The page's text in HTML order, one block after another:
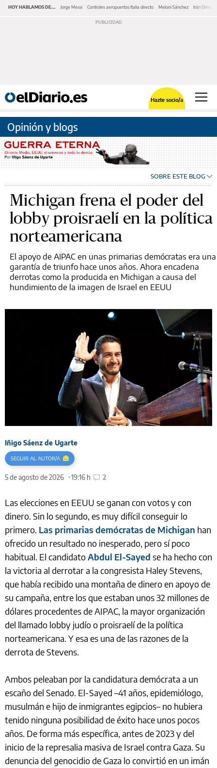
HOY HABLAMOS DE... Jorge Messi Controles aeropuertos Italia directo Meloni Sánchez Irán Ormuz
Hazte socio/a
Opinión y blogs
SOBRE ESTE BLOG
Michigan frena el poder del
lobby proisraelí en la política
norteamericana
El apoyo de AIPAC en unas primarias demócratas era una
garantía de triunfo hace unos años. Ahora encadena
derrotas como la producida en Michigan a causa del
hundimiento de la imagen de Israel en EEUU
Iñigo Sáenz de Ugarte
5 de agosto de 2026 19:16 h 2
SEGUIR AL AUTOR/A
Las elecciones en EEUU se ganan con votos y con
dinero. Sin lo segundo, es muy difícil conseguir lo
primero. Las primarias demócratas de Michigan han
ofrecido un resultado no inesperado, pero sí poco
habitual. El candidatoAbdul El-Sayed se ha hecho con
la victoria al derrotar a la congresista Haley Stevens,
que había recibido una montaña de dinero en apoyo de
su campaña, entre los que estaban unos 32 millones de
dólares procedentes de AIPAC, la mayor organización
del llamado lobby judío o proisraelí de la política
norteamericana. Y esa es una de las razones de la
derrota de Stevens.
Ambos peleaban por la candidatura demócrata a un
escaño del Senado. El-Sayed –41 años, epidemiólogo,
musulmán e hijo de inmigrantes egipcios– no hubiera
tenido ninguna posibilidad de éxito hace unos pocos
años. De forma más específica, antes de 2023 y del
inicio de la represalia masiva de Israel contra Gaza. Su
denuncia del genocidio de Gaza lo convirtió en un imán